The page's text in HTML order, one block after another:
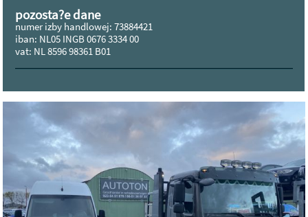
pozosta?e dane
numer izby handlowej: 73884421
iban: NL05 INGB 0676 3334 00
vat: NL 8596 98361 B01